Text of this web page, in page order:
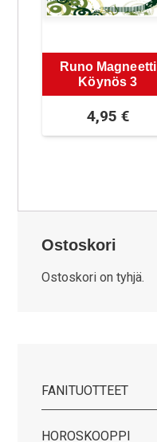
Runo Magneetti
Köynös 3
4,95 €
Ostoskori
Ostoskori on tyhjä.
FANITUOTTEET
HOROSKOOPPI